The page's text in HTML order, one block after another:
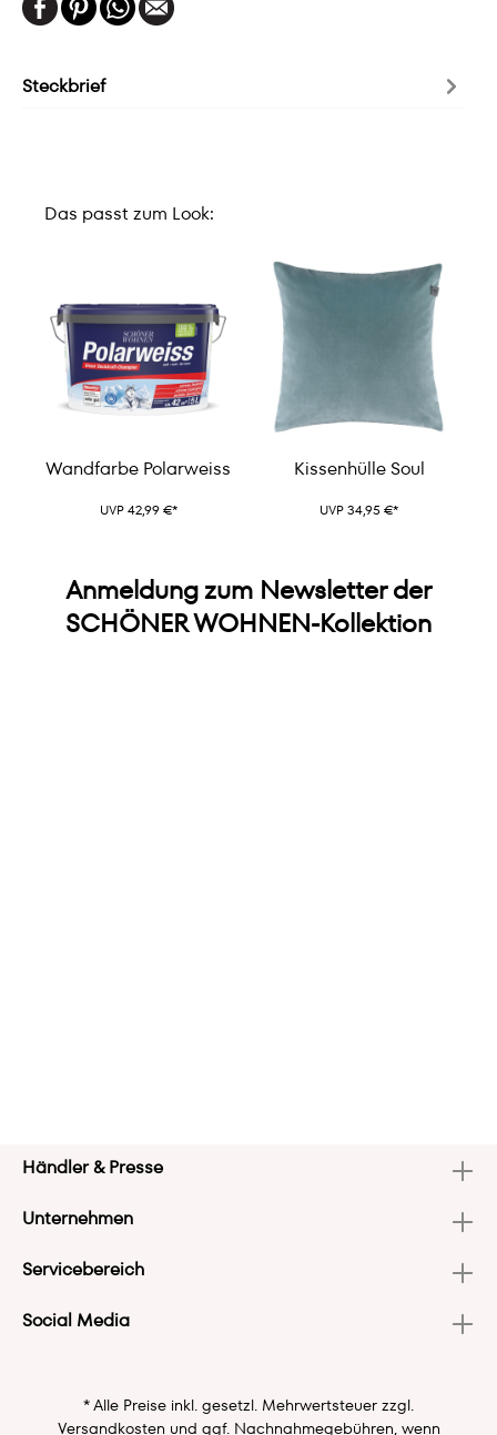
Steckbrief
Das passt zum Look:
Wandfarbe Polarweiss
UVP 42,99 €*
Kissenhülle Soul
UVP 34,95 €*
Anmeldung zum Newsletter der
SCHÖNER WOHNEN-Kollektion
Händler & Presse
Unternehmen
Servicebereich
Social Media
* Alle Preise inkl. gesetzl. Mehrwertsteuer zzgl.
Versandkosten und ggf. Nachnahmegebühren, wenn